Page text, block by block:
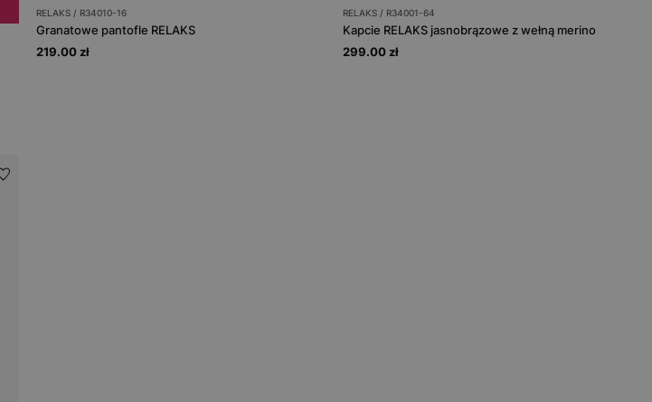
RELAKS / R34010-16
Granatowe pantofle RELAKS
219.00 zł
RELAKS / R34001-64
Kapcie RELAKS jasnobrązowe z wełną merino
299.00 zł